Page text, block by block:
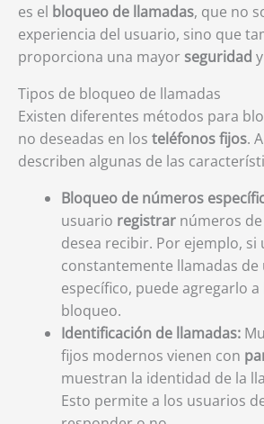
es el bloqueo de llamadas, que no
experiencia del usuario, sino que
proporciona una mayor seguridad y
Tipos de bloqueo de llamadas
Existen diferentes métodos para
no deseadas en los teléfonos fijos.
describen algunas de las
Bloqueo de números
usuario registrar números
desea recibir. Por ejemplo,
constantemente llamadas
específico, puede agregarlo a
bloqueo.
Identificación de llamadas:
fijos modernos vienen con
muestran la identidad de la
Esto permite a los usuarios